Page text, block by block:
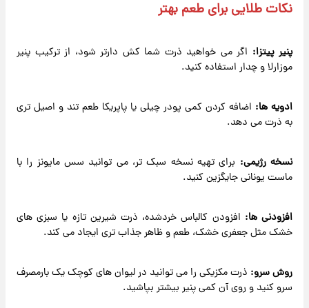
نکات طلایی برای طعم بهتر
پنیر پیتزا: اگر می خواهید ذرت شما کش دارتر شود، از ترکیب پنیر
موزارلا و چدار استفاده کنید.
ادویه ها: اضافه کردن کمی پودر چیلی یا پاپریکا طعم تند و اصیل تری
به ذرت می دهد.
نسخه رژیمی: برای تهیه نسخه سبک تر، می توانید سس مایونز را با
ماست یونانی جایگزین کنید.
افزودنی ها: افزودن کالباس خردشده، ذرت شیرین تازه یا سبزی های
خشک مثل جعفری خشک، طعم و ظاهر جذاب تری ایجاد می کند.
روش سرو: ذرت مکزیکی را می توانید در لیوان های کوچک یک بارمصرف
سرو کنید و روی آن کمی پنیر بیشتر بپاشید.